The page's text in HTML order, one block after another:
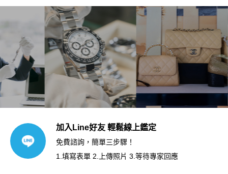
加入Line好友 輕鬆線上鑑定
免費諮詢，簡單三步驟！
1.填寫表單 2.上傳照片 3.等待專家回應